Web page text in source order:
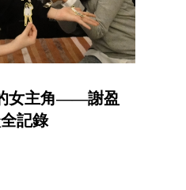
女主角——謝盈
記錄